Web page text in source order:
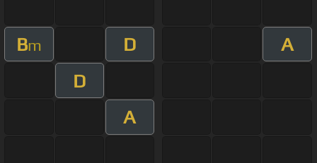
Bm D
A
D
A